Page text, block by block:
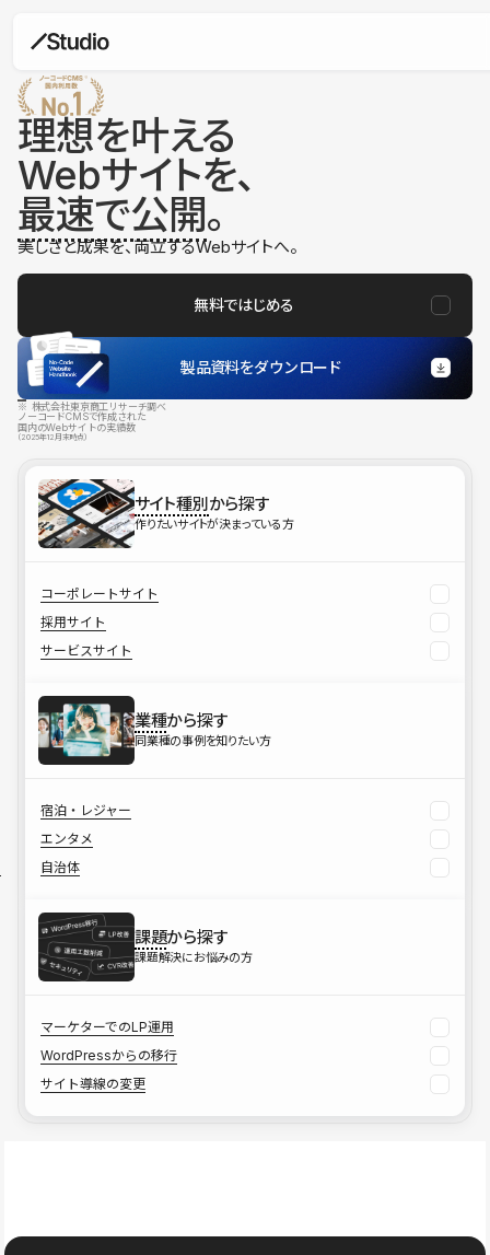
理想を叶える
Webサイトを、
最速で公開。
美しさと成果を、両立するWebサイトへ。
無料ではじめる
製品資料をダウンロード
※ 株式会社東京商工リサーチ調べ
ノーコードCMSで作成された
国内のWebサイトの実績数
（2025年12月末時点）
サイト種別から探す
作りたいサイトが決まっている方
コーポレートサイト
採用サイト
サービスサイト
業種から探す
同業種の事例を知りたい方
宿泊・レジャー
エンタメ
自治体
課題から探す
課題解決にお悩みの方
マーケターでのLP運用
WordPressからの移行
サイト導線の変更